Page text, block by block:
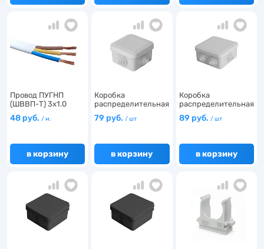
11
1
2
38
9
37
15
Провод ПУГНП
(ШВВП-Т) 3х1.0
ГОСТ…
48 руб. / м.
в корзину
Коробка
распределительная
(70х70х40)…
79 руб./ шт
в корзину
Коробка
распределительная
(85х85х40)…
89 руб. / шт
в корзину